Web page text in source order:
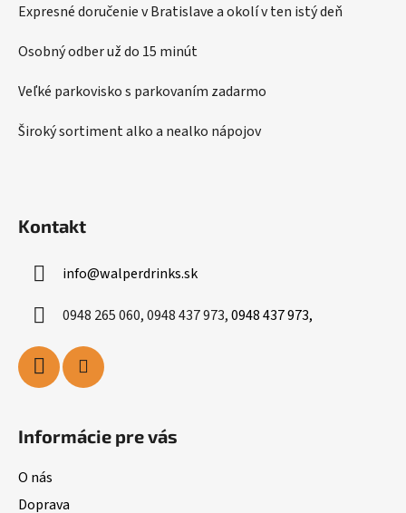
Expresné doručenie v Bratislave a okolí v ten istý deň
Osobný odber už do 15 minút
Veľké parkovisko s parkovaním zadarmo
Široký sortiment alko a nealko nápojov
Kontakt
info@walperdrinks.sk
0948 265 060, 0948 437 973,0948 437 973,
Informácie pre vás
O nás
Doprava